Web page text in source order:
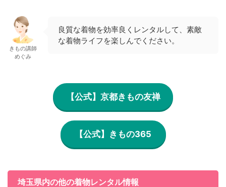
きもの講師
めぐみ
良質な着物を効率良くレンタルして、素敵
な着物ライフを楽しんでください。
【公式】京都きもの友禅
【公式】きもの365
埼玉県内の他の着物レンタル情報